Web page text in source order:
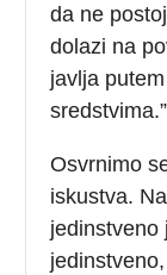
da ne
dolazi na
javlja
sredstvima.”
Osvrnimo
iskustva.
jedinstveno